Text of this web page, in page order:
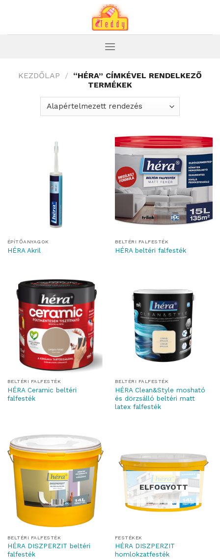
KEZDŐLAP / “HÉRA” CÍMKÉVEL RENDELKEZŐ
TERMÉKEK
ÉPÍTŐANYAGOK
HÉRA Akril
BELTÉRI FALFESTÉK
HÉRA beltéri falfesték
BELTÉRI FALFESTÉK
HÉRA Ceramic beltéri
falfesték
BELTÉRI FALFESTÉK
HÉRA Clean&Style mosható
és dörzsálló beltéri matt
latex falfesték
BELTÉRI FALFESTÉK
HÉRA DISZPERZIT beltéri
falfesték
ELFOGYOTT
FESTÉKEK
HÉRA DISZPERZIT
homlokzatfesték